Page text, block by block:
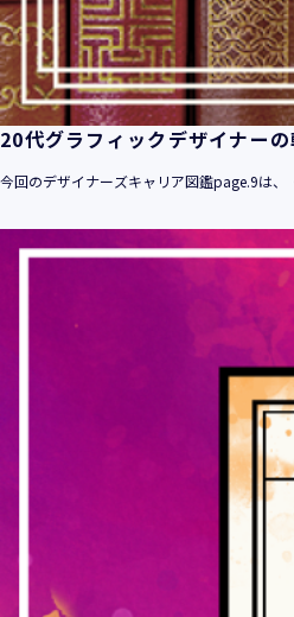
20代グラフィックデザイナー
今回のデザイナーズキャリア図鑑page.9は